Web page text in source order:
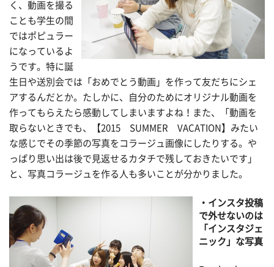
く、動画を撮る
ことも学生の間
ではポピュラー
になっているよ
うです。特に誕
生日や送別会では「おめでとう動画」を作って友だちにシェ
アするんだとか。たしかに、自分のためにオリジナル動画を
作ってもらえたら感動してしまいますよね！また、「動画を
取らないときでも、【2015 SUMMER VACATION】みたい
な感じでその季節の写真をコラージュ画像にしたりする。や
っぱり思い出は後で見返せるカタチで残しておきたいです」
と、写真コラージュを作る人も多いことが分かりました。
・インスタ投稿
で外せないのは
「インスタジェ
ニック」な写真